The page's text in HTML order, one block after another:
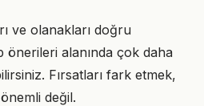
ve olanakları doğru
önerileri alanında çok daha
Fırsatları fark etmek,
değil.